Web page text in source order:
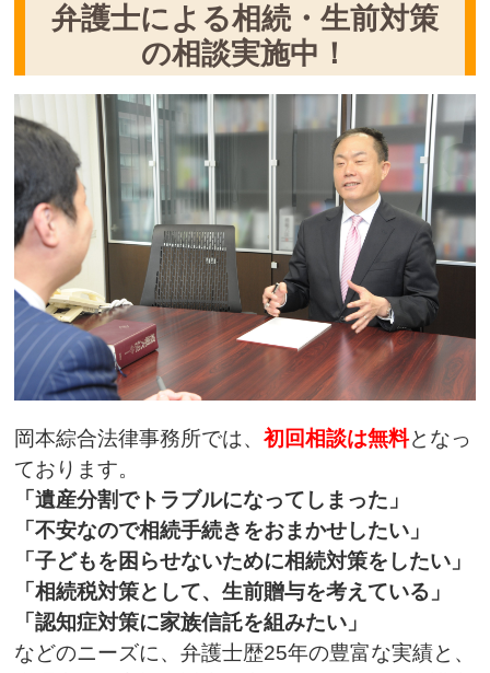
弁護士による相続・生前対策
の相談実施中！
岡本綜合法律事務所では、初回相談は無料となっ
ております。
「遺産分割でトラブルになってしまった」
「不安なので相続手続きをおまかせしたい」
「子どもを困らせないために相続対策をしたい」
「相続税対策として、生前贈与を考えている」
「認知症対策に家族信託を組みたい」
などのニーズに、弁護士歴25年の豊富な実績と、